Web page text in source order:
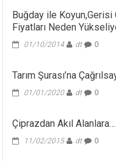
Buğday ile
Fiyatları Neden
01/10/2014 dt 0
Tarım Şurası’na
01/01/2020 dt 0
Çiprazdan Akıl
11/02/2015 dt 0